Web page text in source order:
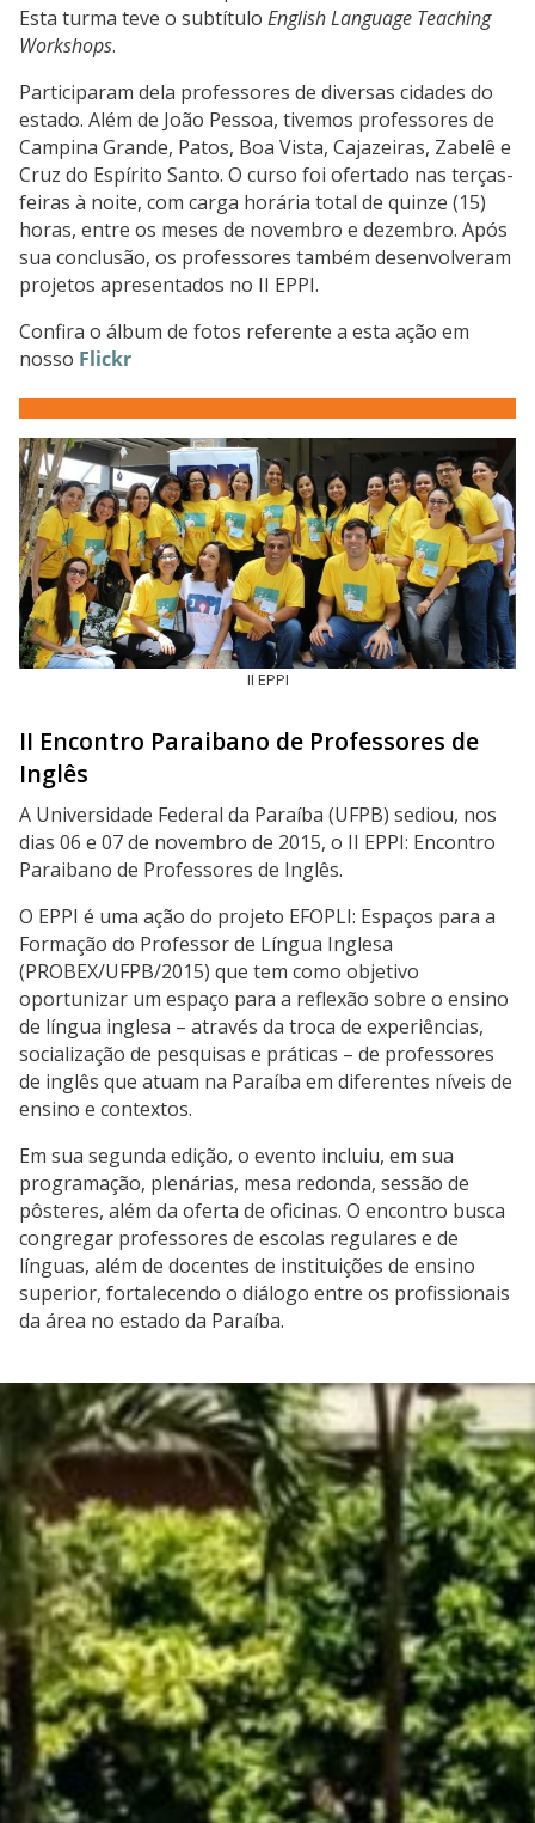
Esta turma teve o subtítulo English Language Teaching
Workshops.
Participaram dela professores de diversas cidades do
estado. Além de João Pessoa, tivemos professores de
Campina Grande, Patos, Boa Vista, Cajazeiras, Zabelê e
Cruz do Espírito Santo. O curso foi ofertado nas terças-
feiras à noite, com carga horária total de quinze (15)
horas, entre os meses de novembro e dezembro. Após
sua conclusão, os professores também desenvolveram
projetos apresentados no II EPPI.
Confira o álbum de fotos referente a esta ação em
nosso Flickr
II EPPI
II Encontro Paraibano de Professores de
Inglês
A Universidade Federal da Paraíba (UFPB) sediou, nos
dias 06 e 07 de novembro de 2015, o II EPPI: Encontro
Paraibano de Professores de Inglês.
O EPPI é uma ação do projeto EFOPLI: Espaços para a
Formação do Professor de Língua Inglesa
(PROBEX/UFPB/2015) que tem como objetivo
oportunizar um espaço para a reflexão sobre o ensino
de língua inglesa – através da troca de experiências,
socialização de pesquisas e práticas – de professores
de inglês que atuam na Paraíba em diferentes níveis de
ensino e contextos.
Em sua segunda edição, o evento incluiu, em sua
programação, plenárias, mesa redonda, sessão de
pôsteres, além da oferta de oficinas. O encontro busca
congregar professores de escolas regulares e de
línguas, além de docentes de instituições de ensino
superior, fortalecendo o diálogo entre os profissionais
da área no estado da Paraíba.